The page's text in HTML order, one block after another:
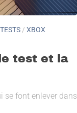
TESTS / XBOX
test et la
se font enlever dans